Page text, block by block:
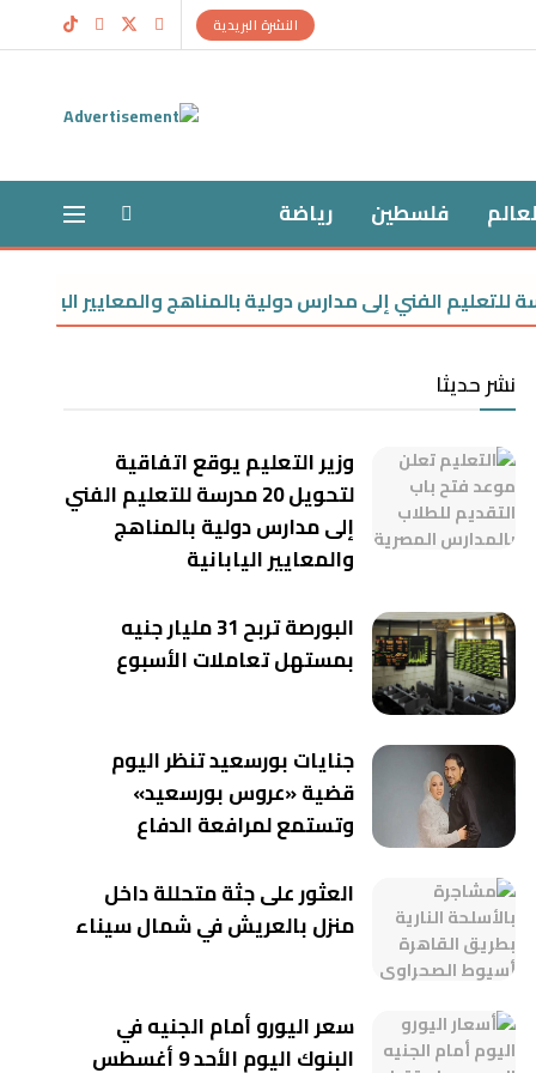
النشرة البريدية
فلسطين رياضة
نشر حديثا
وزير التعليم يوقع اتفاقية
لتحويل 20 مدرسة للتعليم الفني
إلى مدارس دولية بالمناهج
والمعايير اليابانية
البورصة تربح 31 مليار جنيه
بمستهل تعاملات الأسبوع
جنايات بورسعيد تنظر اليوم
قضية «عروس بورسعيد»
وتستمع لمرافعة الدفاع
العثور على جثة متحللة داخل
منزل بالعريش في شمال سيناء
سعر اليورو أمام الجنيه في
البنوك اليوم الأحد 9 أغسطس